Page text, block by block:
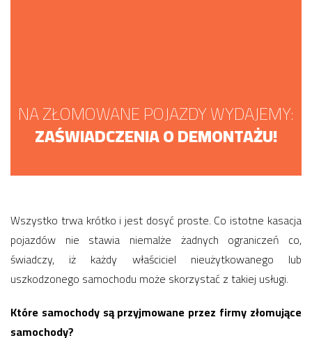
NA ZŁOMOWANE POJAZDY WYDAJEMY:
ZAŚWIADCZENIA O DEMONTAŻU!
Wszystko trwa krótko i jest dosyć proste. Co istotne kasacja
pojazdów nie stawia niemalże żadnych ograniczeń co,
świadczy, iż każdy właściciel nieużytkowanego lub
uszkodzonego samochodu może skorzystać z takiej usługi.
Które samochody są przyjmowane przez firmy złomujące
samochody?